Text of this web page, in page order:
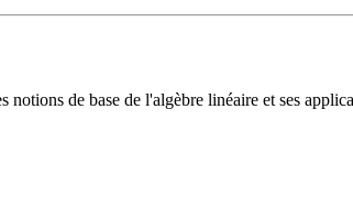
de base de l'algèbre linéaire et ses